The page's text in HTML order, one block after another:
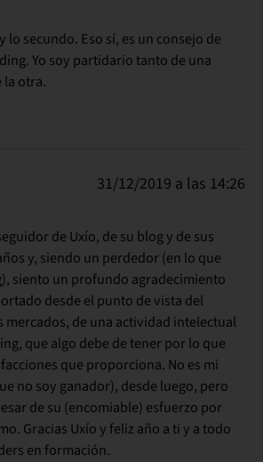
lo secundo. Eso sí, es un consejo de
Yo soy partidario tanto de una
la otra.
31/12/2019 a las 14:26
de Uxío, de su blog y de sus
y, siendo un perdedor (en lo que
siento un profundo agradecimiento
desde el punto de vista del
mercados, de una actividad intelectual
que algo debe de tener por lo que
que proporciona. No es mi
no soy ganador), desde luego, pero
de su (encomiable) esfuerzo por
Gracias Uxío y feliz año a ti y a todo
en formación.